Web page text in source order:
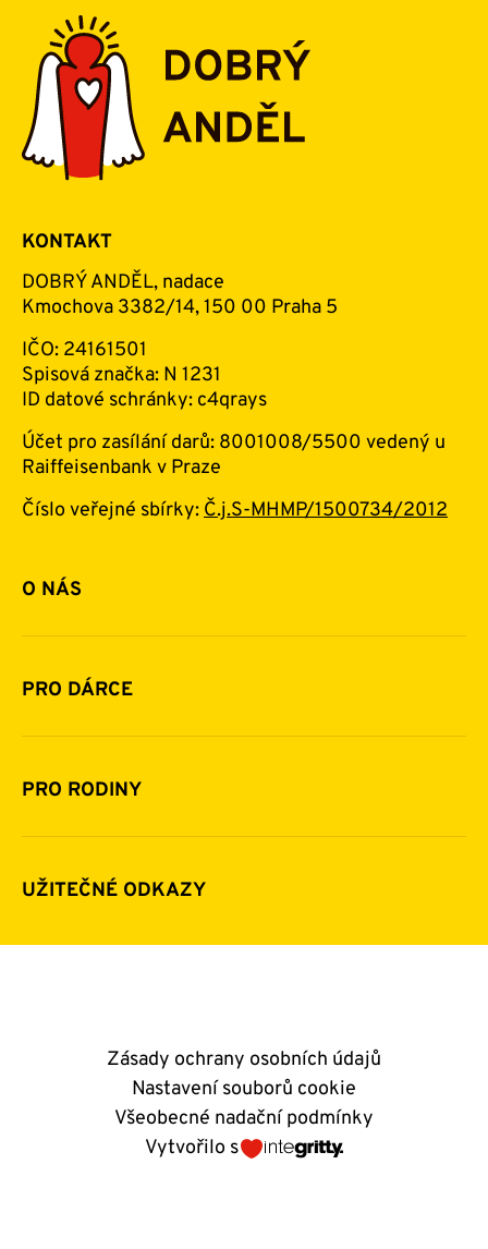
KONTAKT
DOBRÝ ANDĚL, nadace
Kmochova 3382/14, 150 00 Praha 5
IČO: 24161501
Spisová značka: N 1231
ID datové schránky: c4qrays
Účet pro zasílání darů: 8001008/5500 vedený u
Raiffeisenbank v Praze
Číslo veřejné sbírky:Č.j.S-MHMP/1500734/2012
O NÁS
Základní informace o nadaci
Historie a zakladatelé
Financování
Pomoc v číslech
Napsali o nás
PRO DÁRCE
Jak pomáhat
Daňová uznatelnost darů
Další možnosti pomoci
Zpravodaje
PRO RODINY
Komu a jak pomáháme
Pravidla poskytování finanční pomoci
UŽITEČNÉ ODKAZY
Kontakty
Zásady ochrany osobních údajů
Nastavení souborů cookie
Všeobecné nadační podmínky
Vytvořilo s